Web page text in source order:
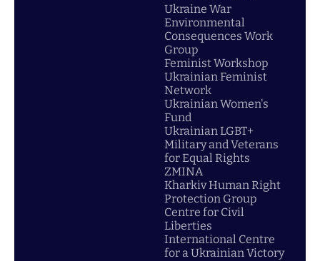
Ukraine War
Environmental
Consequences Work
Group
Feminist Workshop
Ukrainian Feminist
Network
Ukrainian Women's
Fund
Ukrainian LGBT+
Military and Veterans
for Equal Rights
ZMINA
Kharkiv Human Right
Protection Group
Centre for Civil
Liberties
International Centre
for a Ukrainian Victory